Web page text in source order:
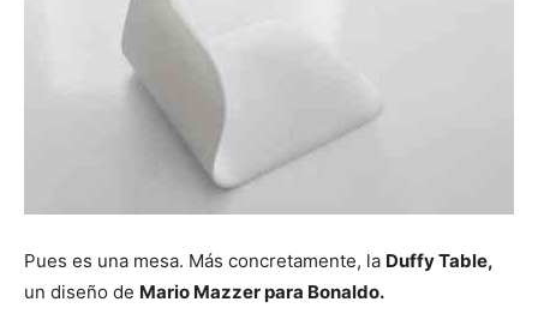
Pues es una mesa. Más concretamente, la Duffy Table,
un diseño de Mario Mazzer para Bonaldo.